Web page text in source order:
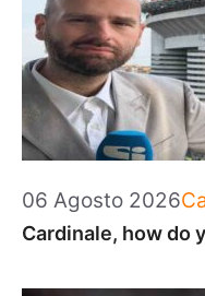
06 Agosto 2026
Cardinale, how do